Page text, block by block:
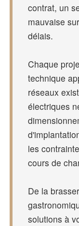
contrat, un
mauvaise
délais.
Chaque
technique
réseaux
électriques
les
cours de
De la
solutions à